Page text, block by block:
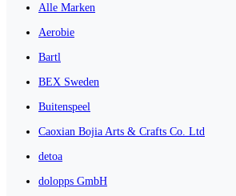
Alle Marken
Aerobie
Bartl
BEX Sweden
Buitenspeel
Caoxian Bojia Arts & Crafts Co. Ltd
detoa
dolopps GmbH